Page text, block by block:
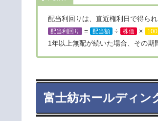
配当利回りは、直近権利日で得ら
配当利回り = 配当額 ÷ 株価 × 100
1年以上無配が続いた場合、その期
富士紡ホールディン